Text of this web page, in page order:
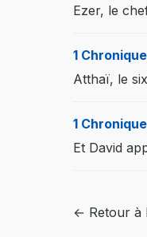
Ezer, le
1
Atthaï, le
1
Et David
← Retour à